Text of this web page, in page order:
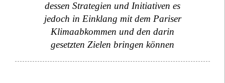
dessen Strategien und Initiativen es
jedoch in Einklang mit dem Pariser
Klimaabkommen und den darin
gesetzten Zielen bringen können
Newsletter abonnieren